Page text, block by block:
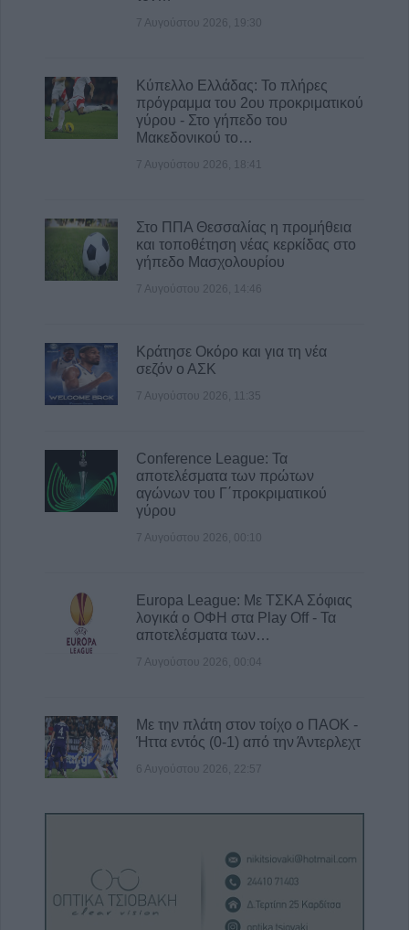
Την Δευτέρα 10 Αυγούστου η κηδεία του
Την Κυριακή 9 Αυγούστου η κηδεία της
Θωμαΐτσας Τσιούκα
8 Αυγούστου 2026, 17:42
Μετώπη: Χωρίς τις αισθήσεις του
7 Αυγούστου 2026, 19:30
Κύπελλο Ελλάδας: Το πλήρες
πρόγραμμα του 2ου προκριματικού
γύρου - Στο γήπεδο του
Μακεδονικού το…
7 Αυγούστου 2026, 18:41
Στο ΠΠΑ Θεσσαλίας η προμήθεια
και τοποθέτηση νέας κερκίδας στο
γήπεδο Μασχολουρίου
7 Αυγούστου 2026, 14:46
Κράτησε Οκόρο και για τη νέα
σεζόν ο ΑΣΚ
7 Αυγούστου 2026, 11:35
Conference League: Τα
αποτελέσματα των πρώτων
αγώνων του Γ΄προκριματικού
γύρου
7 Αυγούστου 2026, 00:10
Europa League: Με ΤΣΚΑ Σόφιας
λογικά ο ΟΦΗ στα Play Off - Τα
αποτελέσματα των…
7 Αυγούστου 2026, 00:04
Με την πλάτη στον τοίχο ο ΠΑΟΚ -
Ήττα εντός (0-1) από την Άντερλεχτ
6 Αυγούστου 2026, 22:57